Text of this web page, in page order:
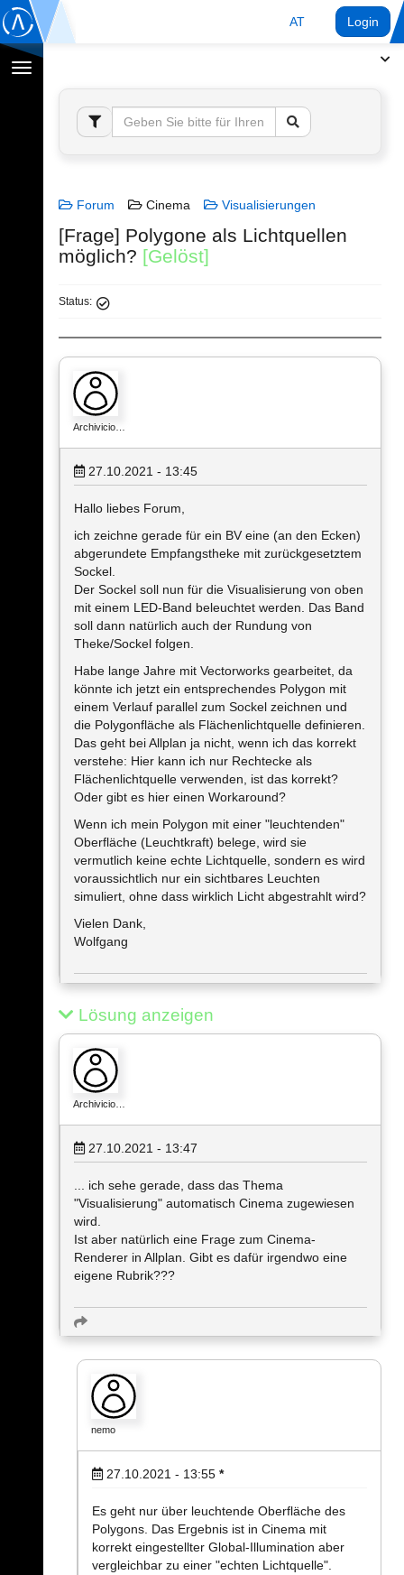
AT Login
Navigation
umschalten
Forum Cinema Visualisierungen
[Frage] Polygone als Lichtquellen
möglich? [Gelöst]
Status:
Archivicio…
27.10.2021 - 13:45
Hallo liebes Forum,
ich zeichne gerade für ein BV eine (an den Ecken)
abgerundete Empfangstheke mit zurückgesetztem
Sockel.
Der Sockel soll nun für die Visualisierung von oben
mit einem LED-Band beleuchtet werden. Das Band
soll dann natürlich auch der Rundung von
Theke/Sockel folgen.
Habe lange Jahre mit Vectorworks gearbeitet, da
könnte ich jetzt ein entsprechendes Polygon mit
einem Verlauf parallel zum Sockel zeichnen und
die Polygonfläche als Flächenlichtquelle definieren.
Das geht bei Allplan ja nicht, wenn ich das korrekt
verstehe: Hier kann ich nur Rechtecke als
Flächenlichtquelle verwenden, ist das korrekt?
Oder gibt es hier einen Workaround?
Wenn ich mein Polygon mit einer "leuchtenden"
Oberfläche (Leuchtkraft) belege, wird sie
vermutlich keine echte Lichtquelle, sondern es wird
voraussichtlich nur ein sichtbares Leuchten
simuliert, ohne dass wirklich Licht abgestrahlt wird?
Vielen Dank,
Wolfgang
Lösung anzeigen
Archivicio…
27.10.2021 - 13:47
... ich sehe gerade, dass das Thema
"Visualisierung" automatisch Cinema zugewiesen
wird.
Ist aber natürlich eine Frage zum Cinema-
Renderer in Allplan. Gibt es dafür irgendwo eine
eigene Rubrik???
nemo
27.10.2021 - 13:55 *
Es geht nur über leuchtende Oberfläche des
Polygons. Das Ergebnis ist in Cinema mit
korrekt eingestellter Global-Illumination aber
vergleichbar zu einer "echten Lichtquelle".